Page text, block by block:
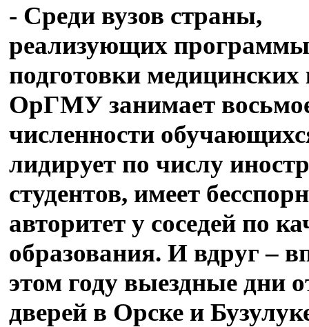
- Среди вузов страны,
реализующих программы
подготовки медицинских
ОрГМУ занимает
численности
лидирует по числу
студентов, имеет
авторитет у соседей по
образования. И вдруг –
этом году выездные дни
дверей в Орске и